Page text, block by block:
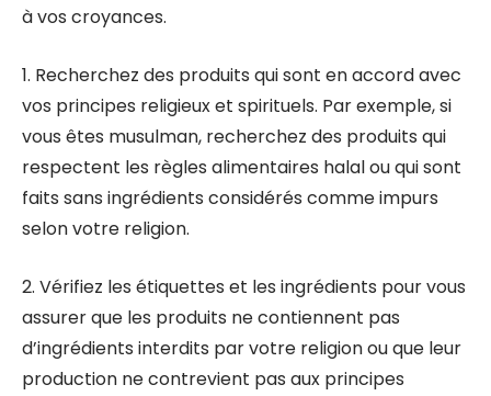
à vos croyances.
1. Recherchez des produits qui sont en accord avec
vos principes religieux et spirituels. Par exemple, si
vous êtes musulman, recherchez des produits qui
respectent les règles alimentaires halal ou qui sont
faits sans ingrédients considérés comme impurs
selon votre religion.
2. Vérifiez les étiquettes et les ingrédients pour vous
assurer que les produits ne contiennent pas
d’ingrédients interdits par votre religion ou que leur
production ne contrevient pas aux principes